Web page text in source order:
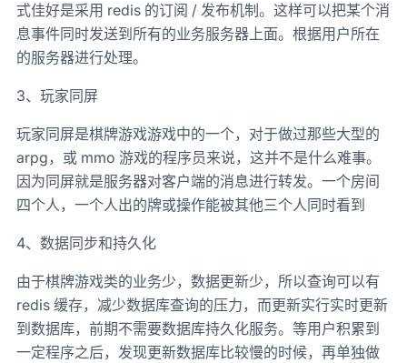
式佳好是采用 redis 的订阅 / 发布机制。这样可以把某个消
息事件同时发送到所有的业务服务器上面。根据用户所在
的服务器进行处理。
3、玩家同屏
玩家同屏是棋牌游戏游戏中的一个，对于做过那些大型的
arpg，或 mmo 游戏的程序员来说，这并不是什么难事。
因为同屏就是服务器对客户端的消息进行转发。一个房间
四个人，一个人出的牌或操作能被其他三个人同时看到
4、数据同步和持久化
由于棋牌游戏类的业务少，数据更新少，所以查询可以有
redis 缓存，减少数据库查询的压力，而更新实行实时更新
到数据库，前期不需要数据库持久化服务。等用户积累到
一定程序之后，发现更新数据库比较慢的时候，再单独做